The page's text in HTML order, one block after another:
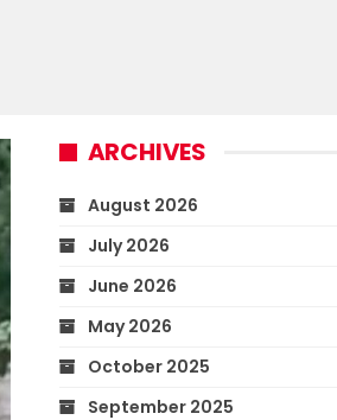
ARCHIVES
August 2026
July 2026
June 2026
May 2026
October 2025
September 2025